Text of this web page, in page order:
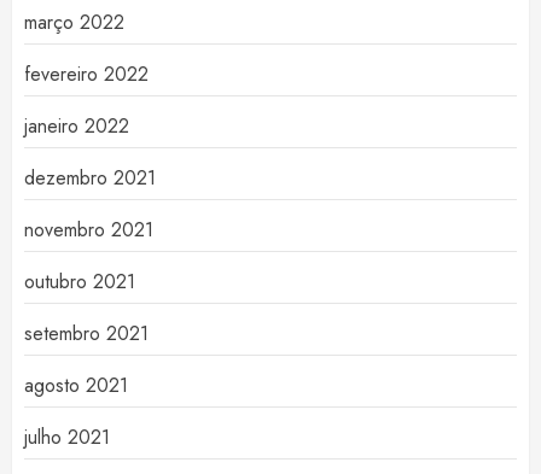
março 2022
fevereiro 2022
janeiro 2022
dezembro 2021
novembro 2021
outubro 2021
setembro 2021
agosto 2021
julho 2021